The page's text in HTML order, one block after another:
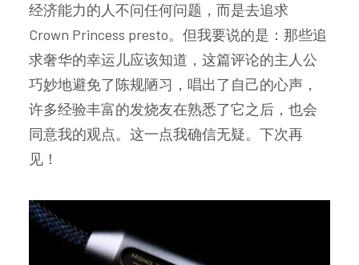
经济能力的人不问任何问题，而是去追求
Crown Princess presto。但我要说的是：那些追
求奢华的幸运儿应该知道，这篇评论的主人公
巧妙地避免了陈规陋习，唱出了自己的心声，
许多经验丰富的发烧友在熟悉了它之后，也会
同意我的观点。这一点我确信无疑。下次再
见！